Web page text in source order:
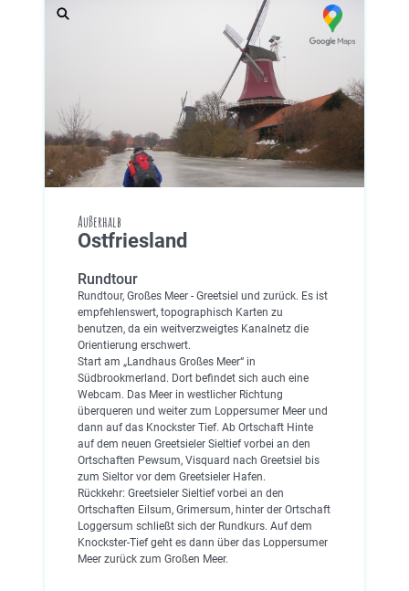
Außerhalb
Ostfriesland
Rundtour
Rundtour, Großes Meer - Greetsiel und zurück. Es ist
empfehlenswert, topographisch Karten zu
benutzen, da ein weitverzweigtes Kanalnetz die
Orientierung erschwert.
Start am „Landhaus Großes Meer“ in
Südbrookmerland. Dort befindet sich auch eine
Webcam. Das Meer in westlicher Richtung
überqueren und weiter zum Loppersumer Meer und
dann auf das Knockster Tief. Ab Ortschaft Hinte
auf dem neuen Greetsieler Sieltief vorbei an den
Ortschaften Pewsum, Visquard nach Greetsiel bis
zum Sieltor vor dem Greetsieler Hafen.
Rückkehr: Greetsieler Sieltief vorbei an den
Ortschaften Eilsum, Grimersum, hinter der Ortschaft
Loggersum schließt sich der Rundkurs. Auf dem
Knockster-Tief geht es dann über das Loppersumer
Meer zurück zum Großen Meer.